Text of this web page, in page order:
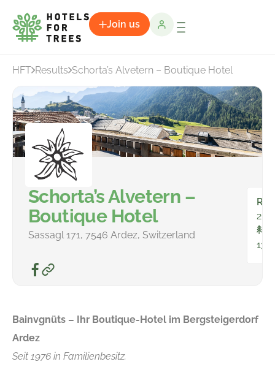
Join us
HFT Results Schorta’s Alvetern – Boutique Hotel
Schorta’s Alvetern –
Boutique Hotel
Sassagl 171, 7546 Ardez, Switzerland
20
131
Bainvgnüts – Ihr Boutique-Hotel im Bergsteigerdorf
Ardez
Seit 1976 in Familienbesitz.